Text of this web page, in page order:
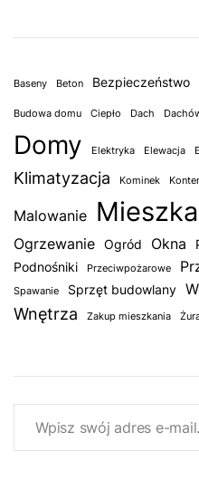
Baseny Beton Bezpieczeństwo
Budowa domu Ciepło Dach
Domy Elektryka Elewacja
Klimatyzacja Kominek
Malowanie
Ogrzewanie Ogród Okna
Podnośniki Przeciwpożarowe
Spawanie
Sprzęt budowlany
Wnętrza Zakup mieszkania
Wpisz swój adres e-mail…